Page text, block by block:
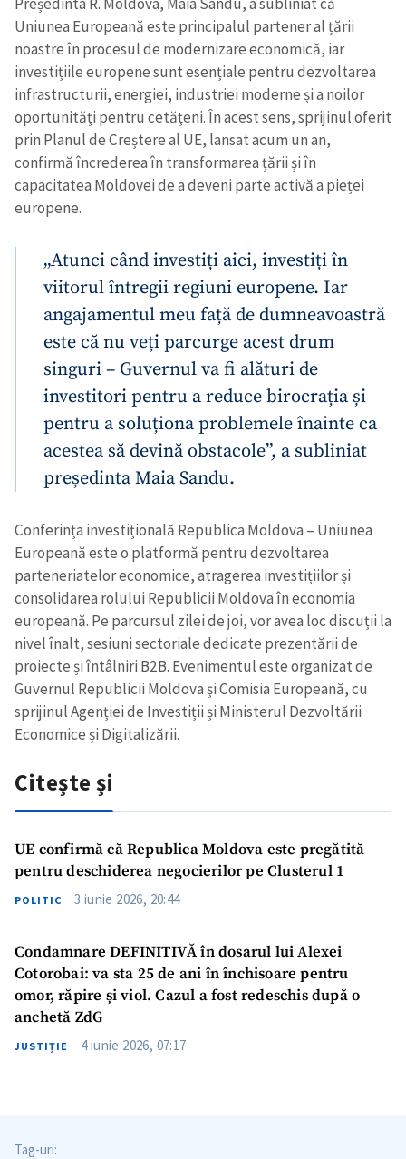
Uniunea Europeană este principalul partener al țării
noastre în procesul de modernizare economică, iar
investițiile europene sunt esențiale pentru dezvoltarea
infrastructurii, energiei, industriei moderne și a noilor
oportunități pentru cetățeni. În acest sens, sprijinul oferit
prin Planul de Creștere al UE, lansat acum un an,
confirmă încrederea în transformarea țării și în
capacitatea Moldovei de a deveni parte activă a pieței
europene.
„Atunci când investiți aici, investiți în
viitorul întregii regiuni europene. Iar
angajamentul meu față de dumneavoastră
este că nu veți parcurge acest drum
singuri – Guvernul va fi alături de
investitori pentru a reduce birocrația și
pentru a soluționa problemele înainte ca
acestea să devină obstacole”, a subliniat
președinta Maia Sandu.
Conferința investițională Republica Moldova – Uniunea
Europeană este o platformă pentru dezvoltarea
parteneriatelor economice, atragerea investițiilor și
consolidarea rolului Republicii Moldova în economia
europeană. Pe parcursul zilei de joi, vor avea loc discuții la
nivel înalt, sesiuni sectoriale dedicate prezentării de
proiecte și întâlniri B2B. Evenimentul este organizat de
Guvernul Republicii Moldova și Comisia Europeană, cu
sprijinul Agenției de Investiții și Ministerul Dezvoltării
Economice și Digitalizării.
Citește și
UE confirmă că Republica Moldova este pregătită
pentru deschiderea negocierilor pe Clusterul 1
POLITIC 3 iunie 2026, 20:44
Condamnare DEFINITIVĂ în dosarul lui Alexei
Cotorobai: va sta 25 de ani în închisoare pentru
omor, răpire și viol. Cazul a fost redeschis după o
anchetă ZdG
JUSTIȚIE 4 iunie 2026, 07:17
Tag-uri: